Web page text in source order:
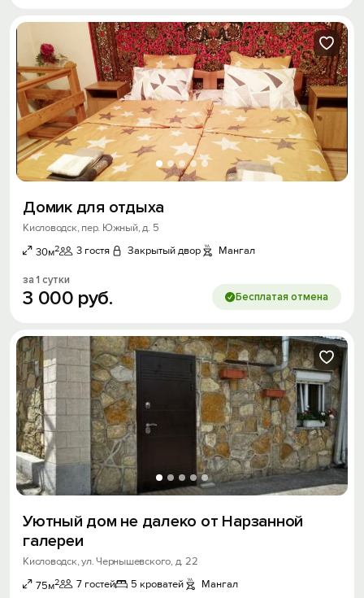
Домик для отдыха
Кисловодск, пер. Южный, д. 5
30м2 3 гостя Закрытый двор Мангал
за 1 сутки
3 000 руб. Бесплатая отмена
Уютный дом не далеко от Нарзанной
галереи
Кисловодск, ул. Чернышевского, д. 22
75м2 7 гостей 5 кроватей Мангал